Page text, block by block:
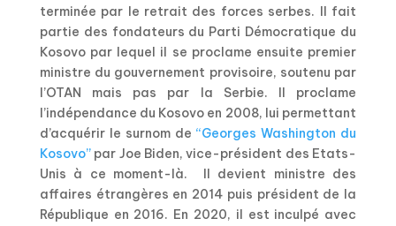
terminée par le retrait des forces serbes. Il fait
partie des fondateurs du Parti Démocratique du
Kosovo par lequel il se proclame ensuite premier
ministre du gouvernement provisoire, soutenu par
l’OTAN mais pas par la Serbie. Il proclame
l’indépendance du Kosovo en 2008, lui permettant
d’acquérir le surnom de“Georges Washington du
Kosovo” par Joe Biden, vice-président des Etats-
Unis à ce moment-là. Il devient ministre des
affaires étrangères en 2014 puis président de la
République en 2016. En 2020, il est inculpé avec